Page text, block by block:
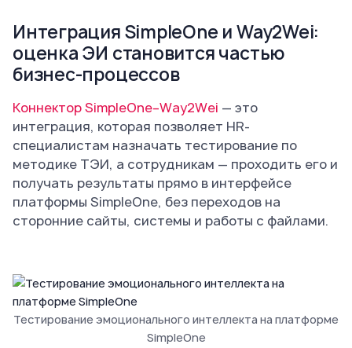
Интеграция SimpleOne и Way2Wei:
оценка ЭИ становится частью
бизнес-процессов
Коннектор SimpleOne–Way2Wei — это
интеграция, которая позволяет HR-
специалистам назначать тестирование по
методике ТЭИ, а сотрудникам — проходить его и
получать результаты прямо в интерфейсе
платформы SimpleOne, без переходов на
сторонние сайты, системы и работы с файлами.
Тестирование эмоционального интеллекта на платформе
SimpleOne